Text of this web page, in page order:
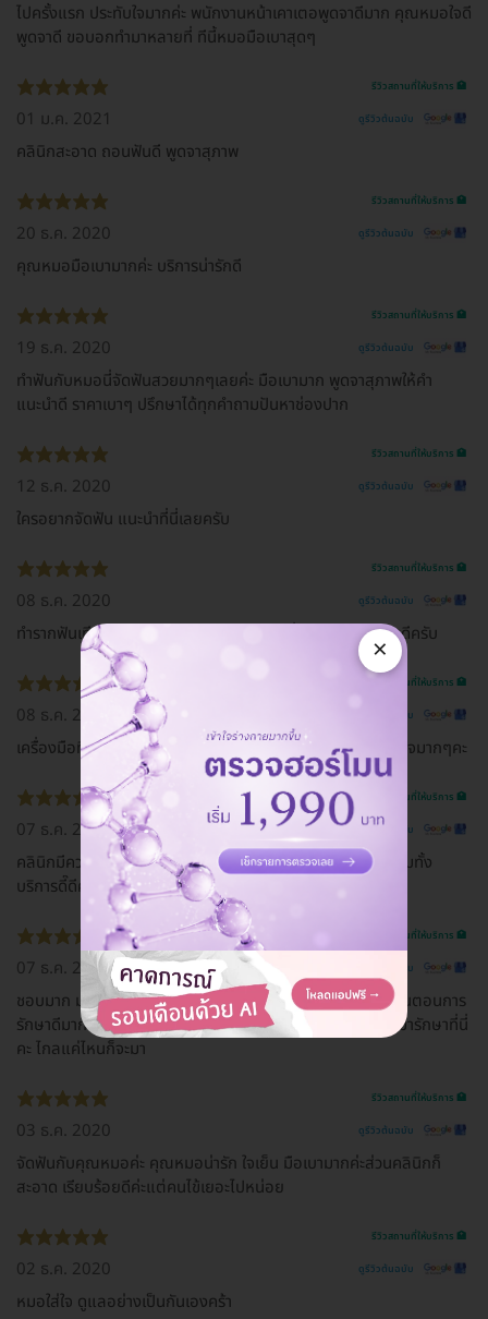
ไปครั้งแรก ประทับใจมากค่ะ พนักงานหน้าเคาเตอพูดจาดีมาก คุณหมอใจดี
พูดจาดี ขอบอกทำมาหลายที่ ทีนี้หมอมือเบาสุดๆ
รีวิวสถานที่ให้บริการ 🏥
01 ม.ค. 2021 ดูรีวิวต้นฉบับ
คลินิกสะอาด ถอนฟันดี พูดจาสุภาพ
รีวิวสถานที่ให้บริการ 🏥
20 ธ.ค. 2020 ดูรีวิวต้นฉบับ
คุณหมอมือเบามากค่ะ บริการน่ารักดี
รีวิวสถานที่ให้บริการ 🏥
19 ธ.ค. 2020 ดูรีวิวต้นฉบับ
ทำฟันกับหมอนี่จัดฟันสวยมากๆเลยค่ะ มือเบามาก พูดจาสุภาพให้คำ
แนะนำดี ราคาเบาๆ ปรึกษาได้ทุกคำถามปันหาช่องปาก
รีวิวสถานที่ให้บริการ 🏥
12 ธ.ค. 2020 ดูรีวิวต้นฉบับ
ใครอยากจัดฟัน แนะนำที่นี่เลยครับ
รีวิวสถานที่ให้บริการ 🏥
08 ธ.ค. 2020 ดูรีวิวต้นฉบับ
ทำรากฟันเทียมดีมาก คลินิก สะอาด เจ้าหน้าที่ คุณหมอ บริการดีครับ
รีวิวสถานที่ให้บริการ 🏥
08 ธ.ค. 2020 ดูรีวิวต้นฉบับ
เครื่องมือที่ทันสมัย มาตราการรักษาความสะอาดดีมากๆประทับใจมากๆคะ
รีวิวสถานที่ให้บริการ 🏥
07 ธ.ค. 2020 ดูรีวิวต้นฉบับ
คลินิกมีความรักษาความสะอาด ที่สำคัญสุดคุณหมอเก่งจร้า รวมทั้ง
บริการดี๊ดีคะ
รีวิวสถานที่ให้บริการ 🏥
07 ธ.ค. 2020 ดูรีวิวต้นฉบับ
ชอบมาก มาครั้งแรกประทับใจคุณหมอ และผู้ช่วยมาก แนะนำขั้นตอนการ
รักษาดีมาก เทคนิคคุณหมอในการโน้มน้าวดีมาก ครั้งต่อไป จะมารักษาที่นี่
คะ ไกลแค่ไหนก็จะมา
รีวิวสถานที่ให้บริการ 🏥
03 ธ.ค. 2020 ดูรีวิวต้นฉบับ
จัดฟันกับคุณหมอค่ะ คุณหมอน่ารัก ใจเย็น มือเบามากค่ะส่วนคลินิกก็
สะอาด เรียบร้อยดีค่ะแต่คนไข้เยอะไปหน่อย
รีวิวสถานที่ให้บริการ 🏥
02 ธ.ค. 2020 ดูรีวิวต้นฉบับ
หมอใส่ใจ ดูแลอย่างเป็นกันเองคร้า
×